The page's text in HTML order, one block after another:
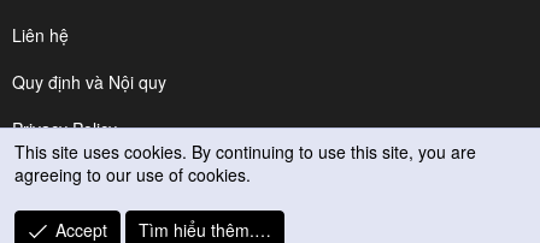
Liên hệ
Quy định và Nội quy
Privacy Policy
Trợ giúp
R
This site uses cookies. By continuing to use this site, you are
agreeing to our use of cookies.
Accept Tìm hiểu thêm.…